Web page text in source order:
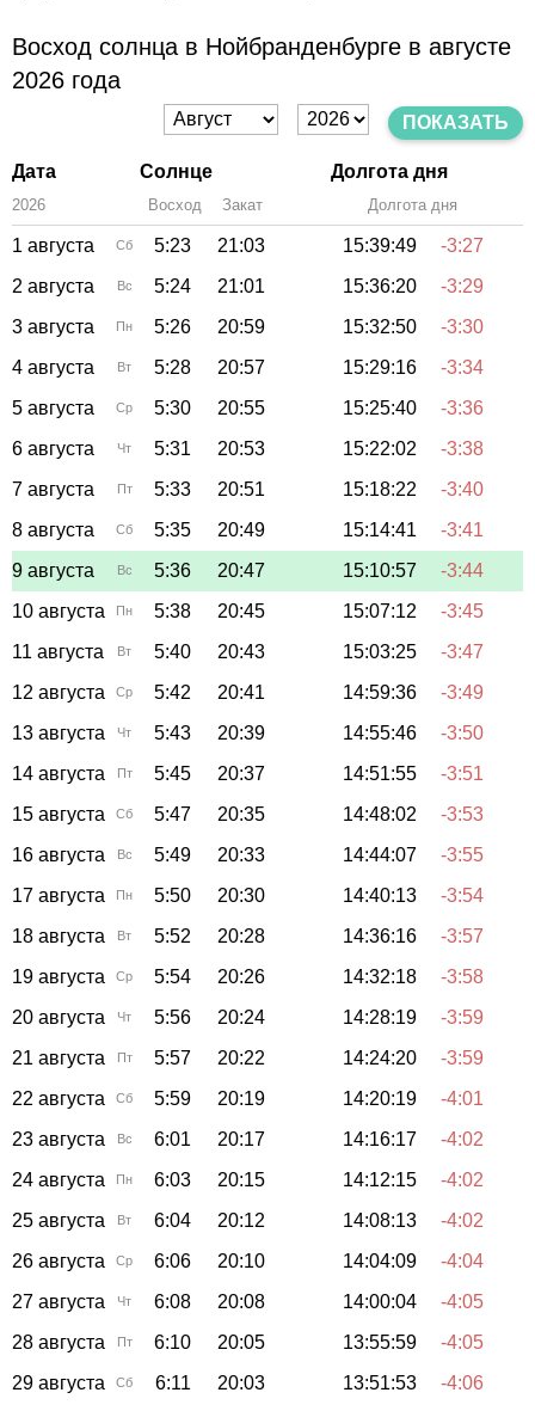
Восход солнца в Нойбранденбурге в августе
2026 года
ПОКАЗАТЬ
Дата Солнце Долгота дня
2026 Восход Закат Долгота дня
1 августа Сб 5:23 21:03 15:39:49
-3:27
2 августа
Вс 5:24 21:01 15:36:20
-3:29
3 августа
Пн 5:26 20:59 15:32:50
-3:30
4 августа
Вт 5:28 20:57 15:29:16
-3:34
5 августа
Ср 5:30 20:55 15:25:40
-3:36
6 августа
Чт 5:31 20:53 15:22:02
-3:38
7 августа
Пт 5:33 20:51 15:18:22
-3:40
8 августа
Сб 5:35 20:49 15:14:41
-3:41
9 августа
Вс 5:36 20:47 15:10:57
-3:44
10 августа
Пн 5:38 20:45 15:07:12
-3:45
11 августа
Вт 5:40 20:43 15:03:25
-3:47
12 августа
Ср 5:42 20:41 14:59:36
-3:49
13 августа
Чт 5:43 20:39 14:55:46
-3:50
14 августа
Пт 5:45 20:37 14:51:55
-3:51
15 августа
Сб 5:47 20:35 14:48:02
-3:53
16 августа
Вс 5:49 20:33 14:44:07
-3:55
17 августа
Пн 5:50 20:30 14:40:13
-3:54
18 августа
Вт 5:52 20:28 14:36:16
-3:57
19 августа
Ср 5:54 20:26 14:32:18
-3:58
20 августа
Чт 5:56 20:24 14:28:19
-3:59
21 августа
Пт 5:57 20:22 14:24:20
-3:59
22 августа
Сб 5:59 20:19 14:20:19
-4:01
23 августа
Вс 6:01 20:17 14:16:17
-4:02
24 августа
Пн 6:03 20:15 14:12:15
-4:02
25 августа
Вт 6:04 20:12 14:08:13
-4:02
26 августа
Ср 6:06 20:10 14:04:09
-4:04
27 августа
Чт 6:08 20:08 14:00:04
-4:05
28 августа
Пт 6:10 20:05 13:55:59
-4:05
29 августа
Сб 6:11 20:03 13:51:53 -4:06